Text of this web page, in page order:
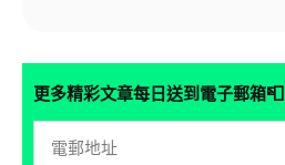
更多精彩文章每日送到電子郵箱📮